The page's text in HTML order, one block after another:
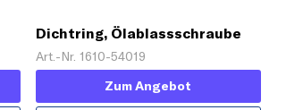
Dichtring, Ölablassschraube
Art.-Nr. 1610-54019
Zum Angebot